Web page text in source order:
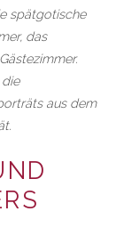
spätgotische
das
aus dem